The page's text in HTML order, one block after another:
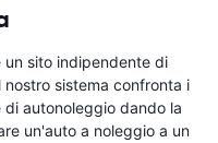
un sito indipendente di
sistema confronta i
autonoleggio dando la
un'auto a noleggio a un